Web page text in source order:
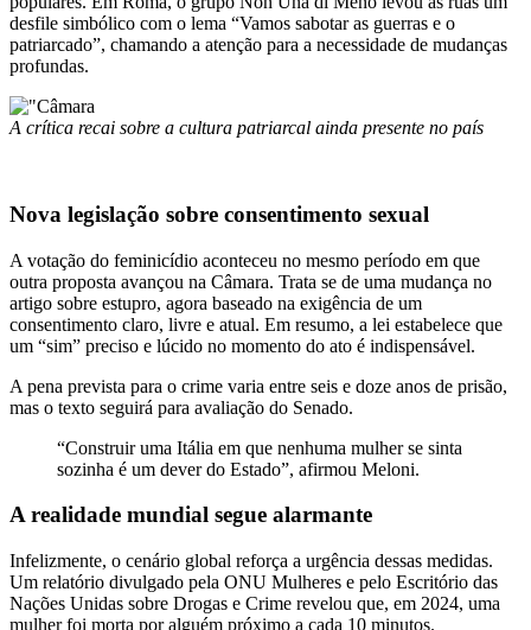
desfile simbólico com o lema “Vamos sabotar as guerras e o
patriarcado”, chamando a atenção para a necessidade de mudanças
profundas.
A crítica recai sobre a cultura patriarcal ainda presente no país
Nova legislação sobre consentimento sexual
A votação do feminicídio aconteceu no mesmo período em que
outra proposta avançou na Câmara. Trata se de uma mudança no
artigo sobre estupro, agora baseado na exigência de um
consentimento claro, livre e atual. Em resumo, a lei estabelece que
um “sim” preciso e lúcido no momento do ato é indispensável.
A pena prevista para o crime varia entre seis e doze anos de prisão,
mas o texto seguirá para avaliação do Senado.
“Construir uma Itália em que nenhuma mulher se sinta
sozinha é um dever do Estado”, afirmou Meloni.
A realidade mundial segue alarmante
Infelizmente, o cenário global reforça a urgência dessas medidas.
Um relatório divulgado pela ONU Mulheres e pelo Escritório das
Nações Unidas sobre Drogas e Crime revelou que, em 2024, uma
mulher foi morta por alguém próximo a cada 10 minutos.